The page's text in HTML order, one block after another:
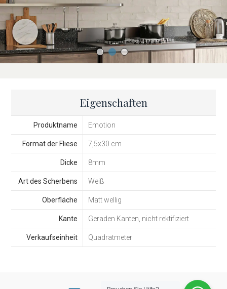
Eigenschaften
Produktname Emotion
Format der Fliese 7,5x30 cm
Dicke 8mm
Art des Scherbens Weiß
Oberfläche Matt wellig
Kante Geraden Kanten, nicht rektifiziert
Verkaufseinheit Quadratmeter